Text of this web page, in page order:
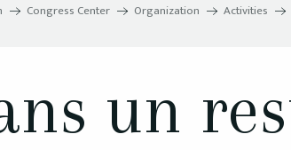
Congress Center Organization Activities
un